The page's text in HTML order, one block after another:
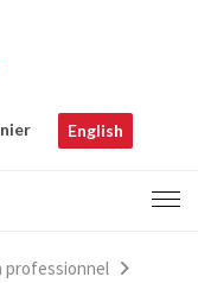
English
professionnel